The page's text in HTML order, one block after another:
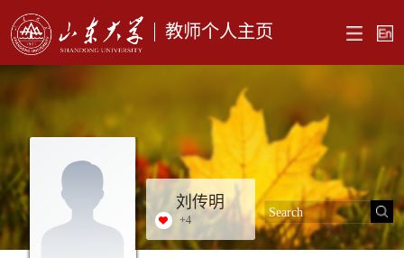
教师个人主页
刘传明
+4